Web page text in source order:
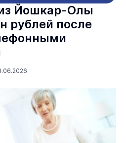
Йошкар-Олы
рублей после